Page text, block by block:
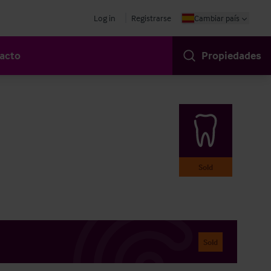
Log in Registrarse Cambiar país
Propiedades
Sold
Sold